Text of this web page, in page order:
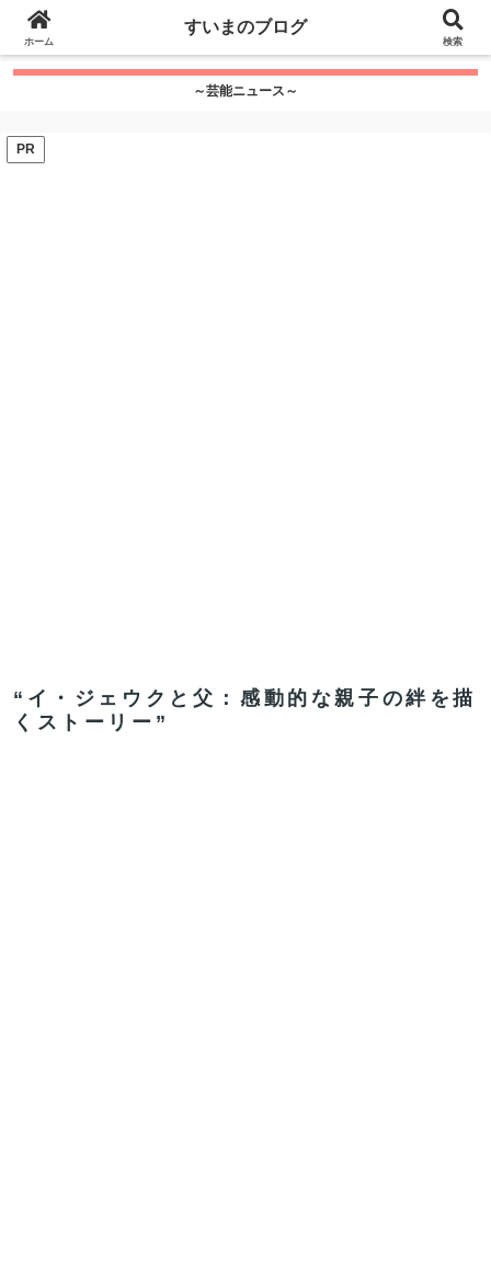
google.com, pub-7115624674097404, DIRECT,
f08c47fec0942fa0
～芸能ニュース～
PR
“イ・ジェウクと父：感動的な親子の絆を描
くストーリー”
ホーム
すいまのブログ
検索